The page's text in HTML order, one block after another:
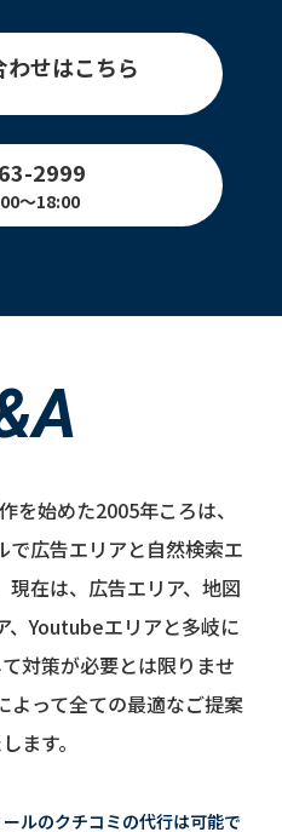
わせはこちら
2999
～18:00
を始めた2005年ころは、
広告エリアと自然検索エ
現在は、広告エリア、地図
、Youtubeエリアと多岐に
対策が必要とは限りませ
よって全ての最適なご提案
ます。
ルのクチコミの代行は可能で